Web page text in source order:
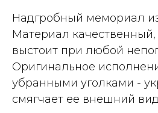
Надгробный мемориал
Материал
выстоит при любой
Оригинальное
убранными уголками -
смягчает ее внешний